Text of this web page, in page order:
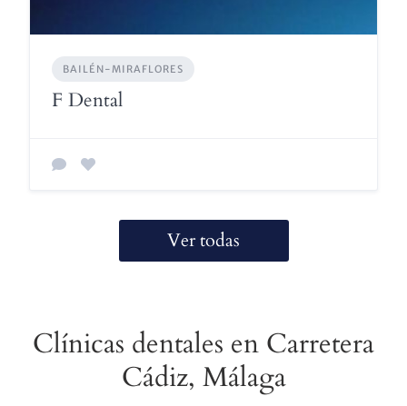
BAILÉN-MIRAFLORES
F Dental
Ver todas
Clínicas dentales en Carretera
Cádiz, Málaga